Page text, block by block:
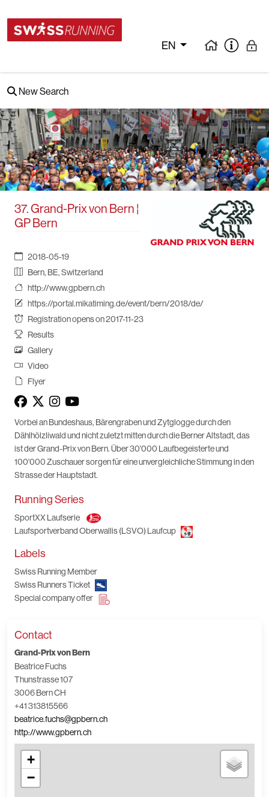
EN
New Search
37. Grand-Prix von Bern ¦
GP Bern
2018-05-19
Bern, BE, Switzerland
http://www.gpbern.ch
https://portal.mikatiming.de/event/bern/2018/de/
Registration opens on 2017-11-23
Results
Gallery
Video
Flyer
Vorbei an Bundeshaus, Bärengraben und Zytglogge durch den
Dählhölzliwald und nicht zuletzt mitten durch die Berner Altstadt, das
ist der Grand-Prix von Bern. Über 30'000 Laufbegeisterte und
100'000 Zuschauer sorgen für eine unvergleichliche Stimmung in den
Strasse der Hauptstadt.
Running Series
SportXX Laufserie
Laufsportverband Oberwallis (LSVO) Laufcup
Labels
Swiss Running Member
Swiss Runners Ticket
Special company offer
Contact
Grand-Prix von Bern
Beatrice Fuchs
Thunstrasse 107
3006 Bern CH
+41 313815566
beatrice.fuchs@gpbern.ch
http://www.gpbern.ch
+
−